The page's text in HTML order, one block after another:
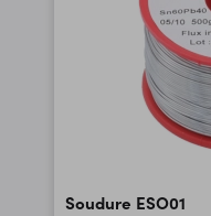
Soudure ESO01